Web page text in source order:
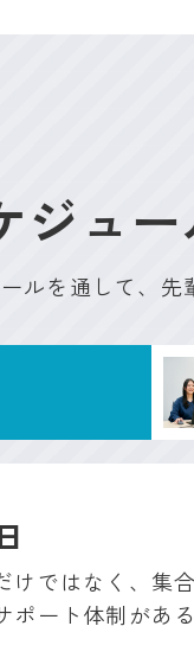
ジュー
ルを通して、先
けではなく、集
ポート体制があ